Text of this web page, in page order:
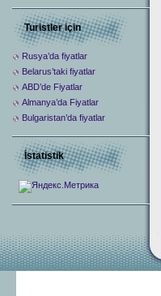
Turistler için
Rusya’da fiyatlar
Belarus’taki fiyatlar
ABD’de Fiyatlar
Almanya’da Fiyatlar
Bulgaristan’da fiyatlar
İstatistik